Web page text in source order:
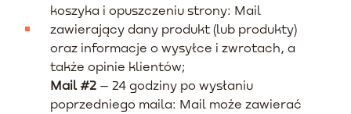
koszyka i opuszczeniu strony: Mail
zawierający dany produkt (lub produkty)
oraz informacje o wysyłce i zwrotach, a
także opinie klientów;
Mail #2 – 24 godziny po wysłaniu
poprzedniego maila: Mail może zawierać